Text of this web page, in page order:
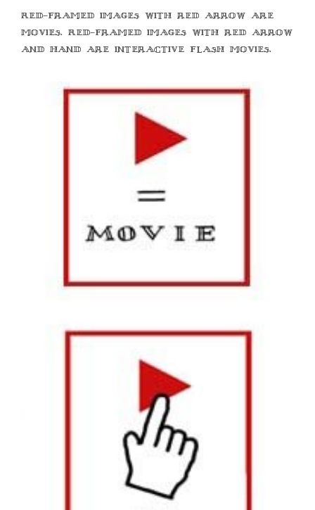
Red-framed images with red arrow are
movies. Red-framed images with red arrow
and hand are interactive flash movies.